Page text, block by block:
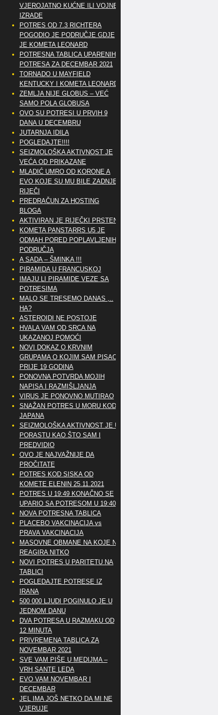
VJEROJATNO KUĆNE ILI VOJNE
IZRADE
POTRES OD 7.3 RICHTERA
POGODIO JE PODRUČJE GDJE
JE KOMETA LEONARD
POTRESNA TABLICA UPARENIH
POTRESA ZA DECEMBAR 2021
TORNADO U MAYFIELD
KENTUCKY I KOMETA LEONARD
ZEMLJA NIJE GLOBUS – VEĆ
SAMO POLA GLOBUSA
OVO SU POTRESI U PRVIH 9
DANA U DECEMBRU
JUTARNJA IDILA
POGLEDAJTE!!!!
SEIZMOLOŠKA AKTIVNOST JE
VEĆA OD PRIKAZANE
MLADIĆ UMRO OD KORONE A
EVO KOJE SU MU BILE ZADNJE
RIJEČI
PREDRAČUN ZA HOSTING
BLOGA
AKTIVIRAN JE RIJEČKI PRSTEN
KOMETA PANSTARRS U5 JE
ODMAH PORED POPLAVLJENIH
PODRUČJA
A SADA – ŠMINKA !!!
PIRAMIDA U FRANCUSKOJ
IMAJU LI PIRAMIDE VEZE SA
POTRESIMA
MALO SE TRESEMO DANAS ,..
HA?
ASTEROIDI NE POSTOJE
HVALA VAM OD SRCA NA
UKAZANOJ POMOĆI
NOVI DOKAZ O KRVNIM
GRUPAMA O KOJIM SAM PISAO
PRIJE 19 GODINA
PONOVNA POTVRDA MOJIH
NAPISA I RAZMIŠLJANJA
VIRUS JE PONOVNO MUTIRAO
SNAŽAN POTRES U MORU KOD
JAPANA
SEIZMOLOŠKA AKTIVNOST JE U
PORASTU KAO ŠTO SAM I
PREDVIDIO
OVO JE NAJVAŽNIJE DA
PROČITATE
POTRES KOD SISKA OD
KOMETE ELENIN 25.11.2021
POTRES U 19:49 KONAČNO SE
UPARIO SA POTRESOM U 19:40
NOVA POTRESNA TABLICA
PLACEBO VAKCINACIJA vs
PRAVA VAKCINACIJA
MASOVNE OBMANE NA KOJE NE
REAGIRA NITKO
NOVI POTRES U PARITETU NA
TABLICI
POGLEDAJTE POTRESE IZ
IRANA
500 000 LJUDI POGINULO JE U
JEDNOM DANU
DVA POTRESA U RAZMAKU OD
12 MINUTA
PRIVREMENA TABLICA ZA
NOVEMBAR 2021
SVE VAM PIŠE U MEDIJMA –
VRH SANTE LEDA
EVO VAM NOVEMBAR I
DECEMBAR
JEL IMA JOŠ NETKO DA MI NE
VJERUJE